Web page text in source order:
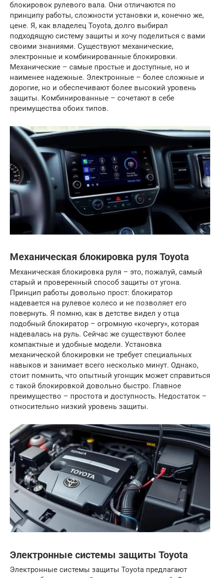
блокировок рулевого вала. Они отличаются по
принципу работы, сложности установки и, конечно же,
цене. Я, как владелец Toyota, долго выбирал
подходящую систему защиты и хочу поделиться с вами
своими знаниями. Существуют механические,
электронные и комбинированные блокировки.
Механические – самые простые и доступные, но и
наименее надежные. Электронные – более сложные и
дорогие, но и обеспечивают более высокий уровень
защиты. Комбинированные – сочетают в себе
преимущества обоих типов.
Механическая блокировка руля Toyota
Механическая блокировка руля – это, пожалуй, самый
старый и проверенный способ защиты от угона.
Принцип работы довольно прост: блокиратор
надевается на рулевое колесо и не позволяет его
повернуть. Я помню, как в детстве видел у отца
подобный блокиратор – огромную «кочергу», которая
надевалась на руль. Сейчас же существуют более
компактные и удобные модели. Установка
механической блокировки не требует специальных
навыков и занимает всего несколько минут. Однако,
стоит помнить, что опытный угонщик может справиться
с такой блокировкой довольно быстро. Главное
преимущество – простота и доступность. Недостаток –
относительно низкий уровень защиты.
Электронные системы защиты Toyota
Электронные системы защиты Toyota предлагают